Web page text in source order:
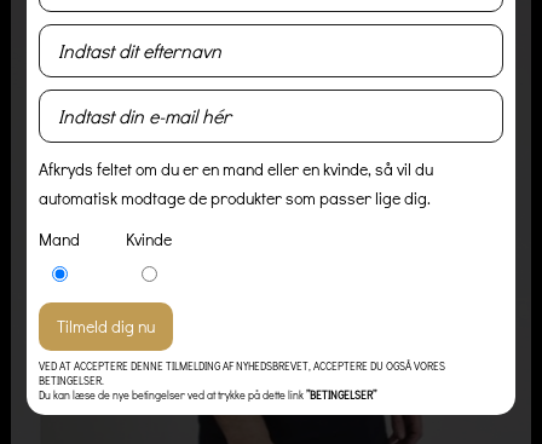
Afkryds feltet om du er en mand eller en kvinde, så vil du
automatisk modtage de produkter som passer lige dig.
Mand
Kvinde
VED AT ACCEPTERE DENNE TILMELDING AF NYHEDSBREVET, ACCEPTERE DU OGSÅ VORES
BETINGELSER.
Du kan læse de nye betingelser ved at trykke på dette link”BETINGELSER”